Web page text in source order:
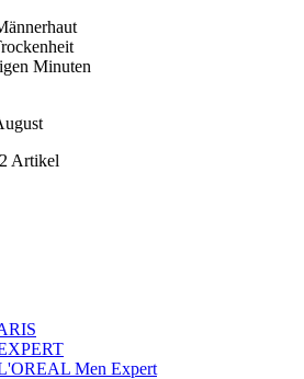
Minuten
Artikel
Men Expert